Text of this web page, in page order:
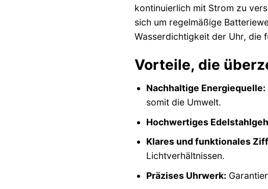
kontinuierlich mit Strom zu
sich um regelmäßige
Wasserdichtigkeit der Uhr, die
Vorteile, die
Nachhaltige Energiequelle:
somit die Umwelt.
Hochwertiges
Klares und funktionales
Lichtverhältnissen.
Präzises Uhrwerk: